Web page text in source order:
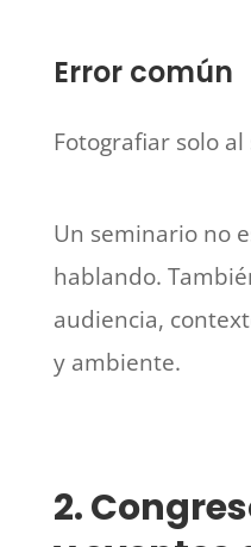
Error común
Fotografiar solo
Un seminario no
hablando.
audiencia,
y ambiente.
2.